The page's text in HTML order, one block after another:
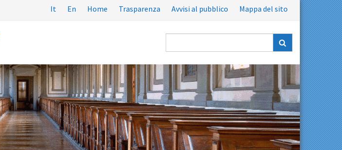
It En Home Trasparenza Avvisi al pubblico Mappa del sito
nel
sito: